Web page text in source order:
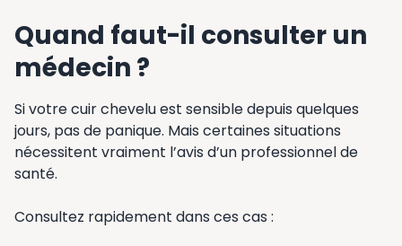
Quand faut-il consulter un
médecin ?
Si votre cuir chevelu est sensible depuis quelques
jours, pas de panique. Mais certaines situations
nécessitent vraiment l’avis d’un professionnel de
santé.
Consultez rapidement dans ces cas :